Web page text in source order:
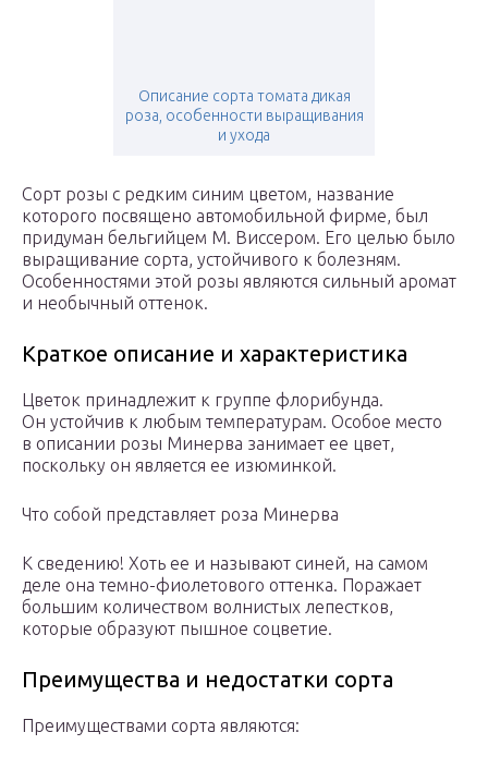
Описание сорта томата дикая
роза, особенности выращивания
и ухода
Сорт розы с редким синим цветом, название
которого посвящено автомобильной фирме, был
придуман бельгийцем М. Виссером. Его целью было
выращивание сорта, устойчивого к болезням.
Особенностями этой розы являются сильный аромат
и необычный оттенок.
Краткое описание и характеристика
Цветок принадлежит к группе флорибунда.
Он устойчив к любым температурам. Особое место
в описании розы Минерва занимает ее цвет,
поскольку он является ее изюминкой.
Что собой представляет роза Минерва
К сведению! Хоть ее и называют синей, на самом
деле она темно-фиолетового оттенка. Поражает
большим количеством волнистых лепестков,
которые образуют пышное соцветие.
Преимущества и недостатки сорта
Преимуществами сорта являются: